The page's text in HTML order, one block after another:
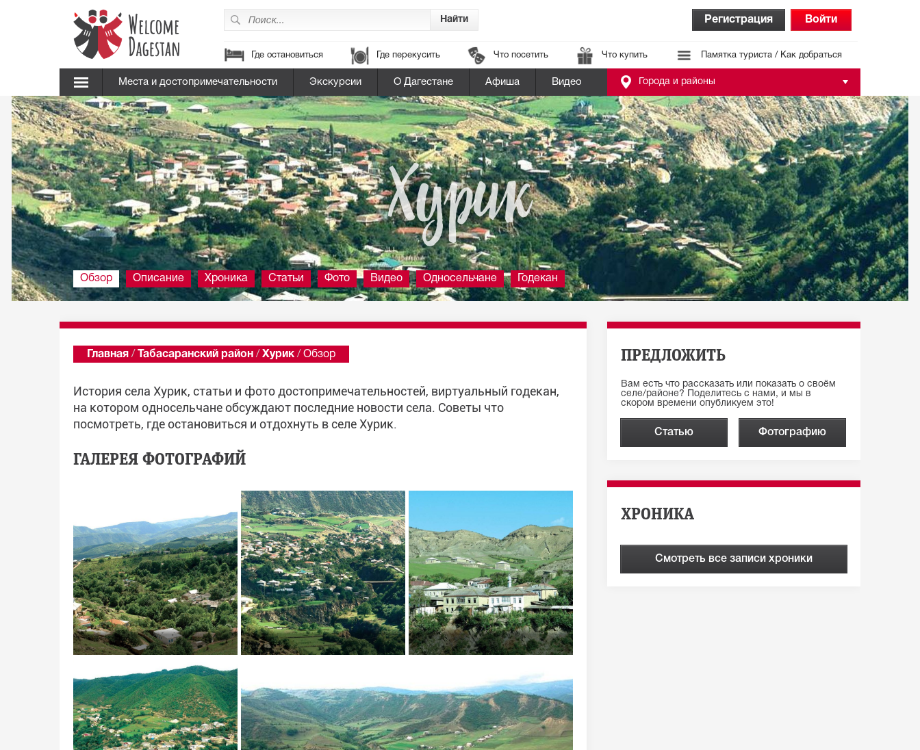
Регистрация Войти
Где остановиться Где перекусить Что посетить Что купить Памятка туриста / Как добраться
Места и достопримечательности Экскурсии О Дагестане Афиша Видео Города и районы
Хурик
Обзор Описание Хроника Статьи Фото Видео Односельчане Годекан
Главная / Табасаранский район / Хурик / Обзор
История села Хурик, статьи и фото достопримечательностей, виртуальный годекан,
на котором односельчане обсуждают последние новости села. Советы что
посмотреть, где остановиться и отдохнуть в селе Хурик.
ГАЛЕРЕЯ ФОТОГРАФИЙ
ПРЕДЛОЖИТЬ
Вам есть что рассказать или показать о своём
селе/районе? Поделитесь с нами, и мы в
скором времени опубликуем это!
Статью Фотографию
ХРОНИКА
Смотреть все записи хроники